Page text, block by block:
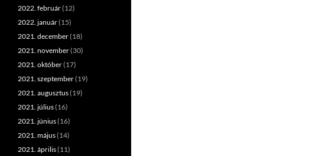
2022. február(12)
2022. január(15)
2021. december(18)
2021. november(30)
2021. október(17)
2021. szeptember(19)
2021. augusztus(19)
2021. július(16)
2021. június(16)
2021. május(14)
2021. április(11)